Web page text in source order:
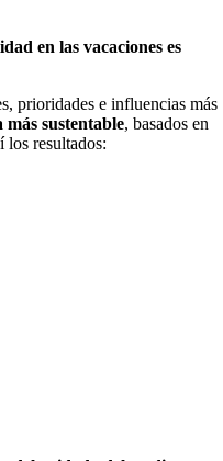
en las vacaciones es
prioridades e influencias más
más sustentable, basados en
los resultados: